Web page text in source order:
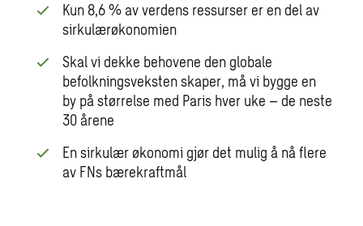
Kun 8,6 % av verdens ressurser er en del av
sirkulærøkonomien
Skal vi dekke behovene den globale
befolkningsveksten skaper, må vi bygge en
by på størrelse med Paris hver uke – de neste
30 årene
En sirkulær økonomi gjør det mulig å nå flere
av FNs bærekraftmål